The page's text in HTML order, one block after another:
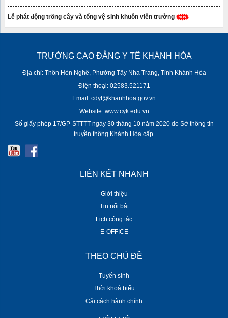
Lễ phát động trồng cây và tổng vệ sinh khuôn viên trường
TRƯỜNG CAO ĐẲNG Y TẾ KHÁNH HÒA
Địa chỉ: Thôn Hòn Nghê, Phường Tây Nha Trang, Tỉnh Khánh Hòa
Điện thoại: 02583.521171
Email: cdyt@khanhhoa.gov.vn
Website: www.cyk.edu.vn
Số giấy phép 17/GP-STTTT ngày 30 tháng 10 năm 2020 do Sở thông tin
truyền thông Khánh Hòa cấp.
LIÊN KẾT NHANH
Giới thiệu
Tin nổi bật
Lịch công tác
E-OFFICE
THEO CHỦ ĐỀ
Tuyển sinh
Thời khoá biểu
Cải cách hành chính